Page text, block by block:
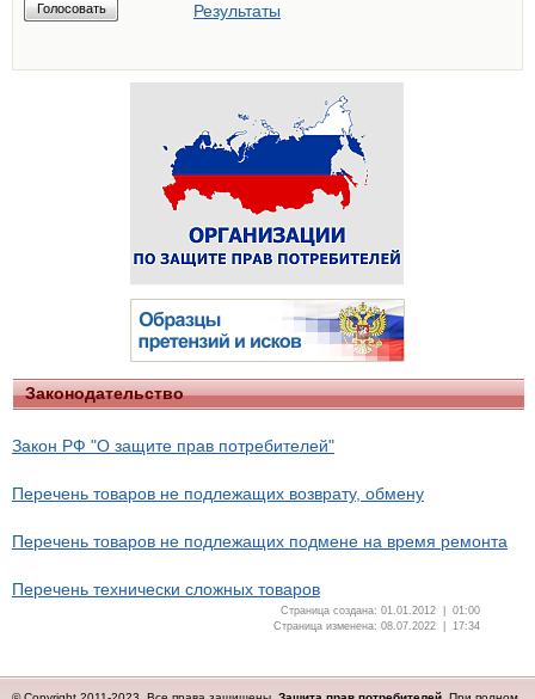
Результаты
Законодательство
Закон РФ "О защите прав потребителей"
Перечень товаров не подлежащих возврату, обмену
Перечень товаров не подлежащих подмене на время ремонта
Перечень технически сложных товаров
Страница создана: 01.01.2012 | 01:00
Страница изменена: 08.07.2022 | 17:34